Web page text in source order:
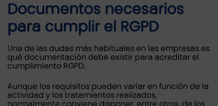
Documentos necesarios
para cumplir el RGPD
Una de las dudas más habituales en las empresas es
qué documentación debe existir para acreditar el
cumplimiento RGPD.
Aunque los requisitos pueden variar en función de la
actividad y los tratamientos realizados,
normalmente conviene disponer, entre otros, de los